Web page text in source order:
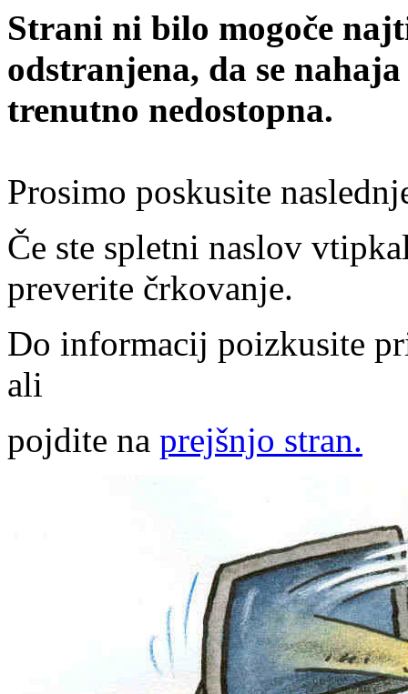
Strani ni bilo mogoče
odstranjena, da se
trenutno nedostopna.
Prosimo poskusite
Če ste spletni naslov
preverite črkovanje.
Do informacij poizkusite
ali
pojdite na prejšnjo stran.